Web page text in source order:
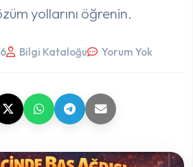
yollarını öğrenin.
Bilgi Kataloğu Yorum Yok